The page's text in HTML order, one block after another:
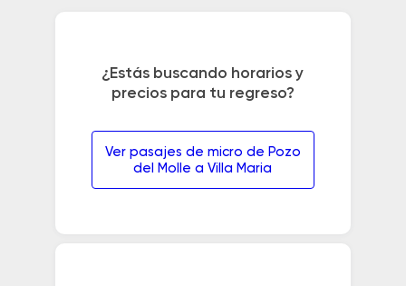
¿Estás buscando horarios y
precios para tu regreso?
Ver pasajes de micro de Pozo
del Molle a Villa Maria